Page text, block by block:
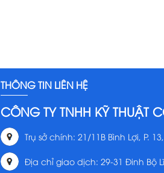
THÔNG TIN LIÊN HỆ
CÔNG TY TNHH KỸ THUẬT
Trụ sở chính: 21/11B Bình Lợi, P.
Địa chỉ giao dịch: 29-31 Đinh Bộ